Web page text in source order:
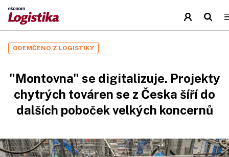
ODEMČENO Z LOGISTIKY
"Montovna" se digitalizuje. Projekty
chytrých továren se z Česka šíří do
dalších poboček velkých koncernů